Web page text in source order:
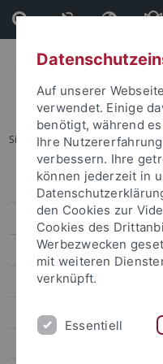
Direkt
zum
Inhalt
Direkt
zur
Fußleiste
Sie sind hier: Startseite ...
Pressemitteilungen
Archiv
attempto online
Newsletter Uni Tübingen
Auf unserer
verwendet. Einige
benötigt, während
Ihre
verbessern. Ihre
können jederzeit in
den Cookies zur
Cookies des
Werbezwecken
mit weiteren
verknüpft.
Essentiell